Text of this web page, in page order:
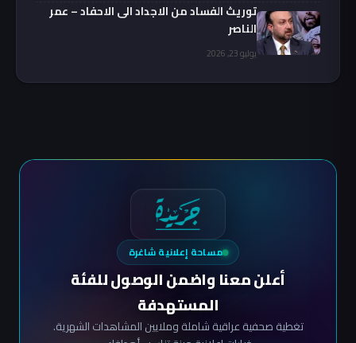
توريث الفساد من الاجداد الى الاحفاد – عمر
الناصر
يوليو 23, 2026
مساحة إعلانية شاغرة
أعلن معنا واضمن الوصول للفئة
المستهدفة
تغطية صحفية عراقية شاملة وملايين المشاهدات الشهرية.